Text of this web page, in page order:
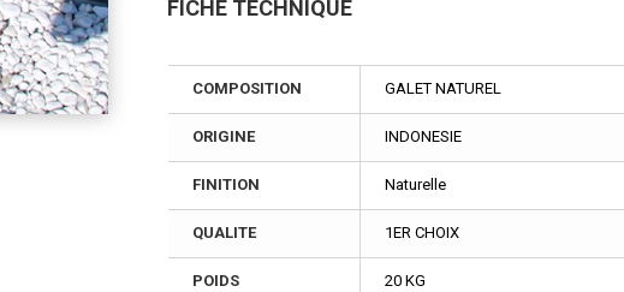
FICHE TECHNIQUE
COMPOSITION GALET NATUREL
ORIGINE INDONESIE
FINITION Naturelle
QUALITE 1ER CHOIX
POIDS 20 KG